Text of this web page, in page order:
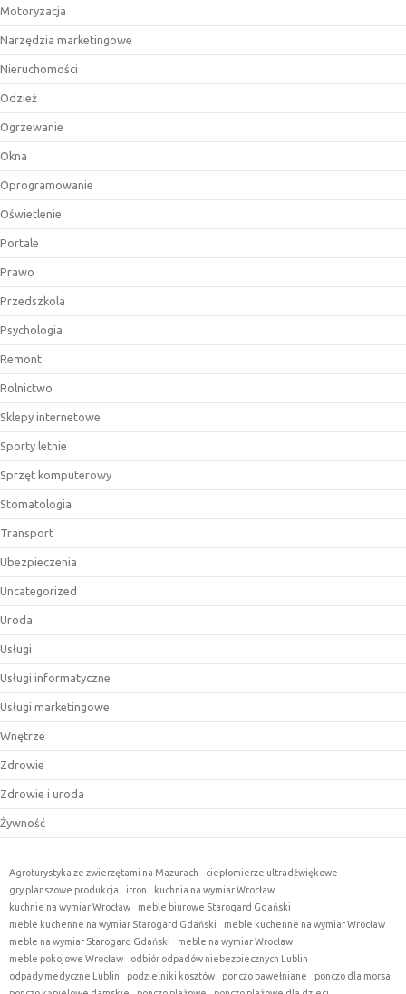
Motoryzacja
Narzędzia marketingowe
Nieruchomości
Odzież
Ogrzewanie
Okna
Oprogramowanie
Oświetlenie
Portale
Prawo
Przedszkola
Psychologia
Remont
Rolnictwo
Sklepy internetowe
Sporty letnie
Sprzęt komputerowy
Stomatologia
Transport
Ubezpieczenia
Uncategorized
Uroda
Usługi
Usługi informatyczne
Usługi marketingowe
Wnętrze
Zdrowie
Zdrowie i uroda
Żywność
Agroturystyka ze zwierzętami na Mazurach
ciepłomierze ultradźwiękowe
gry planszowe produkcja
itron
kuchnia na wymiar Wrocław
kuchnie na wymiar Wrocław
meble biurowe Starogard Gdański
meble kuchenne na wymiar Starogard Gdański
meble kuchenne na wymiar Wrocław
meble na wymiar Starogard Gdański
meble na wymiar Wrocław
meble pokojowe Wrocław
odbiór odpadów niebezpiecznych Lublin
odpady medyczne Lublin
podzielniki kosztów ponczo bawełniane
ponczo dla morsa